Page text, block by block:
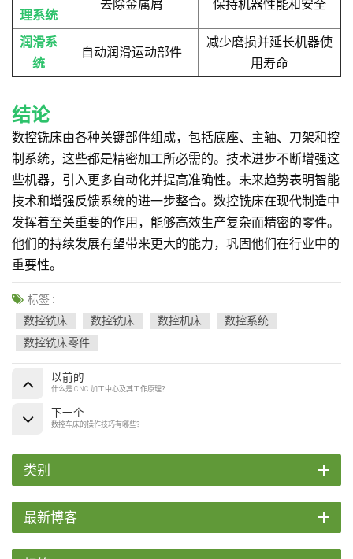
理系统
去除金属屑 保持机器性能和安全
润滑系
统
自动润滑运动部件
减少磨损并延长机器使
用寿命
结论
数控铣床由各种关键部件组成，包括底座、主轴、刀架和控
制系统，这些都是精密加工所必需的。技术进步不断增强这
些机器，引入更多自动化并提高准确性。未来趋势表明智能
技术和增强反馈系统的进一步整合。数控铣床在现代制造中
发挥着至关重要的作用，能够高效生产复杂而精密的零件。
他们的持续发展有望带来更大的能力，巩固他们在行业中的
重要性。
标签 :
数控铣床
数控铣床 数控机床
数控系统
数控铣床零件
以前的
什么是 CNC 加工中心及其工作原理？
下一个
数控车床的操作技巧有哪些？
类别
最新博客